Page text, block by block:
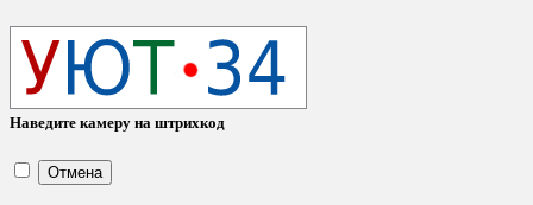
Наведите камеру на штрихкод
Отмена